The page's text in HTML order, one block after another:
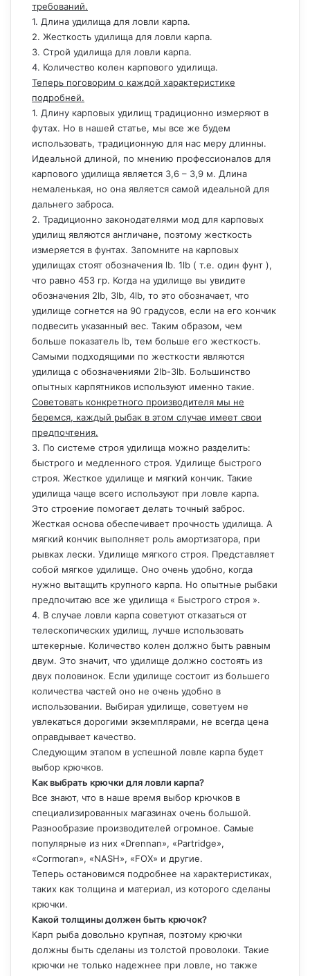
требований.
1. Длина удилища для ловли карпа.
2. Жесткость удилища для ловли карпа.
3. Строй удилища для ловли карпа.
4. Количество колен карпового удилища.
Теперь поговорим о каждой характеристике
подробней.
1. Длину карповых удилищ традиционно измеряют в
футах. Но в нашей статье, мы все же будем
использовать, традиционную для нас меру длинны.
Идеальной длиной, по мнению профессионалов для
карпового удилища является 3,6 – 3,9 м. Длина
немаленькая, но она является самой идеальной для
дальнего заброса.
2. Традиционно законодателями мод для карповых
удилищ являются англичане, поэтому жесткость
измеряется в фунтах. Запомните на карповых
удилищах стоят обозначения lb. 1lb ( т.е. один фунт ),
что равно 453 гр. Когда на удилище вы увидите
обозначения 2lb, 3lb, 4lb, то это обозначает, что
удилище согнется на 90 градусов, если на его кончик
подвесить указанный вес. Таким образом, чем
больше показатель lb, тем больше его жесткость.
Самыми подходящими по жесткости являются
удилища с обозначениями 2lb-3lb. Большинство
опытных карпятников используют именно такие.
Советовать конкретного производителя мы не
беремся, каждый рыбак в этом случае имеет свои
предпочтения.
3. По системе строя удилища можно разделить:
быстрого и медленного строя. Удилище быстрого
строя. Жесткое удилище и мягкий кончик. Такие
удилища чаще всего используют при ловле карпа.
Это строение помогает делать точный заброс.
Жесткая основа обеспечивает прочность удилища. А
мягкий кончик выполняет роль амортизатора, при
рывках лески. Удилище мягкого строя. Представляет
собой мягкое удилище. Оно очень удобно, когда
нужно вытащить крупного карпа. Но опытные рыбаки
предпочитаю все же удилища « Быстрого строя ».
4. В случае ловли карпа советуют отказаться от
телескопических удилищ, лучше использовать
штекерные. Количество колен должно быть равным
двум. Это значит, что удилище должно состоять из
двух половинок. Если удилище состоит из большего
количества частей оно не очень удобно в
использовании. Выбирая удилище, советуем не
увлекаться дорогими экземплярами, не всегда цена
оправдывает качество.
Следующим этапом в успешной ловле карпа будет
выбор крючков.
Как выбрать крючки для ловли карпа?
Все знают, что в наше время выбор крючков в
специализированных магазинах очень большой.
Разнообразие производителей огромное. Самые
популярные из них «Drennan», «Partridge»,
«Cormoran», «NASH», «FOX» и другие.
Теперь остановимся подробнее на характеристиках,
таких как толщина и материал, из которого сделаны
крючки.
Какой толщины должен быть крючок?
Карп рыба довольно крупная, поэтому крючки
должны быть сделаны из толстой проволоки. Такие
крючки не только надежнее при ловле, но также